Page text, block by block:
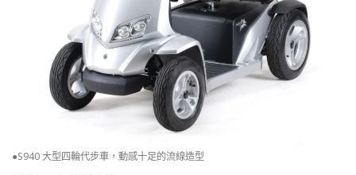
●S940 大型四輪代步車，動感十足的流線造型